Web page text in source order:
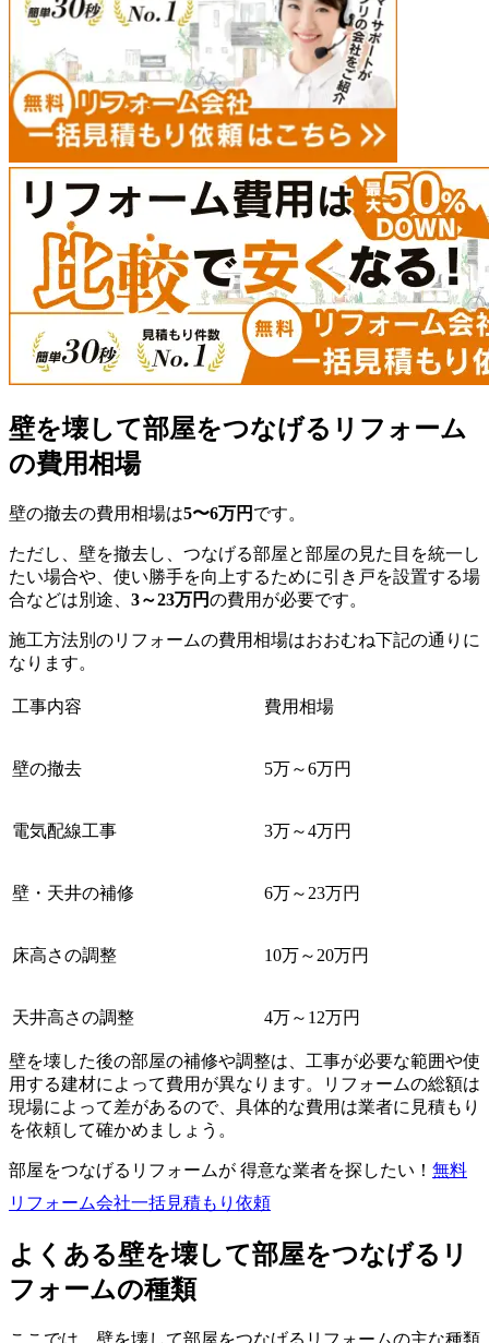
壁を壊して部屋をつなげるリフォーム
の費用相場
壁の撤去の費用相場は5〜6万円 です。
ただし、壁を撤去し、つなげる部屋と部屋の見た目を統一し
たい場合や、使い勝手を向上するために引き戸を設置する場
合などは別途、 3～23万円の費用が必要です。
施工方法別のリフォームの費用相場はおおむね下記の通りに
なります。
工事内容 費用相場
壁の撤去 5万～6万円
電気配線工事 3万～4万円
壁・天井の補修 6万～23万円
床高さの調整 10万～20万円
天井高さの調整 4万～12万円
壁を壊した後の部屋の補修や調整は、工事が必要な範囲や使
用する建材によって費用が異なります。リフォームの総額は
現場によって差があるので、具体的な費用は業者に見積もり
を依頼して確かめましょう。
部屋をつなげるリフォームが 得意な業者を探したい！ 無料
リフォーム会社一括見積もり依頼
よくある壁を壊して部屋をつなげるリ
フォームの種類
ここでは、壁を壊して部屋をつなげるリフォームの主な種類